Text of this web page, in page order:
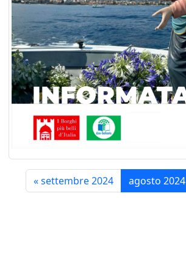
«settembre 2024 agosto 2024